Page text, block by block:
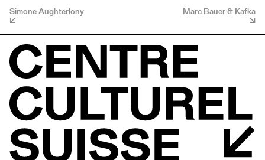
Simone Aughterlony Marc Bauer & Kafka